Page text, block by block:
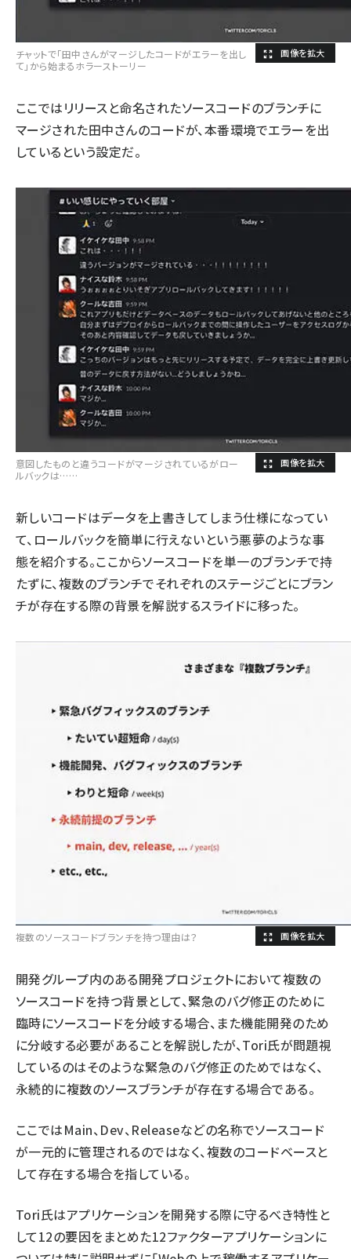
チャットで「田中さんがマージしたコードがエラーを出し
て」から始まるホラーストーリー
ここではリリースと命名されたソースコードのブランチに
マージされた田中さんのコードが、本番環境でエラーを出
しているという設定だ。
意図したものと違うコードがマージされているがロー
ルバックは……
新しいコードはデータを上書きしてしまう仕様になってい
て、ロールバックを簡単に行えないという悪夢のような事
態を紹介する。ここからソースコードを単一のブランチで持
たずに、複数のブランチでそれぞれのステージごとにブラン
チが存在する際の背景を解説するスライドに移った。
複数のソースコードブランチを持つ理由は？
開発グループ内のある開発プロジェクトにおいて複数の
ソースコードを持つ背景として、緊急のバグ修正のために
臨時にソースコードを分岐する場合、また機能開発のため
に分岐する必要があることを解説したが、Tori氏が問題視
しているのはそのような緊急のバグ修正のためではなく、
永続的に複数のソースブランチが存在する場合である。
ここではMain、Dev、Releaseなどの名称でソースコード
が一元的に管理されるのではなく、複数のコードベースと
して存在する場合を指している。
Tori氏はアプリケーションを開発する際に守るべき特性と
して12の要因をまとめた12ファクターアプリケーションに